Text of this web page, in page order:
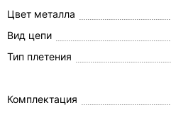
Цвет металла
Вид цепи
Тип плетения
Комплектация